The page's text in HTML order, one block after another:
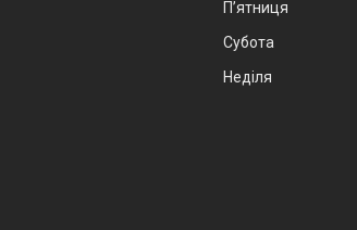
Пʼятниця
Субота
Неділя